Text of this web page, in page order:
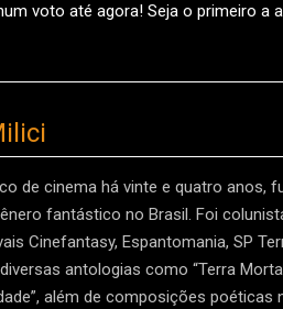
voto até agora! Seja o primeiro a
de cinema há vinte e quatro anos,
fantástico no Brasil. Foi
Cinefantasy, Espantomania, SP
antologias como “Terra
além de composições